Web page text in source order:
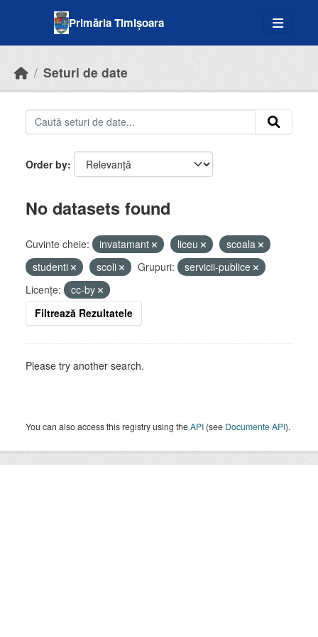
Primăria Timișoara
Seturi de date
Order by
No datasets found
Cuvinte cheie: invatamant liceu
scoala
studenti
scoli Grupuri:
servicii-publice
Licenţe:
cc-by
Filtrează Rezultatele
Please try another search.
You can also access this registry using theAPI (see Documente API).